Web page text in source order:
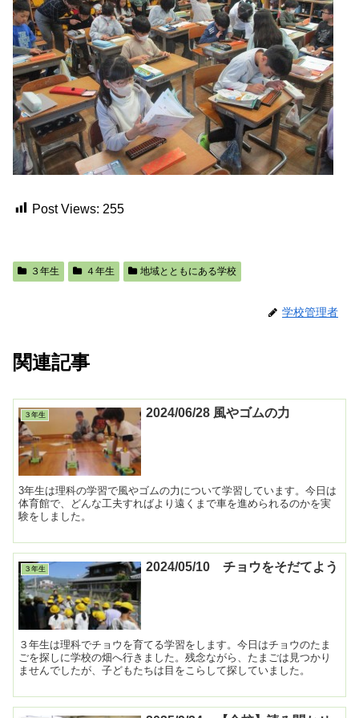
Post Views: 255
３年生 ４年生 地域とともにある学校
学校管理者
関連記事
３年生 2024/06/28 風やゴムの力
3年生は理科の学習で風やゴムの力について学習しています。今日は
体育館で、どんな工夫すればより遠くまで車を進められるのかを実
験をしました。
３年生 2024/05/10 チョウをそだてよう
３年生は理科でチョウを育てる学習をします。今日はチョウのたま
ごを探しに学校の畑へ行きました。残念ながら、たまごは見つかり
ませんでしたが、子どもたちは目をこらして探していました。